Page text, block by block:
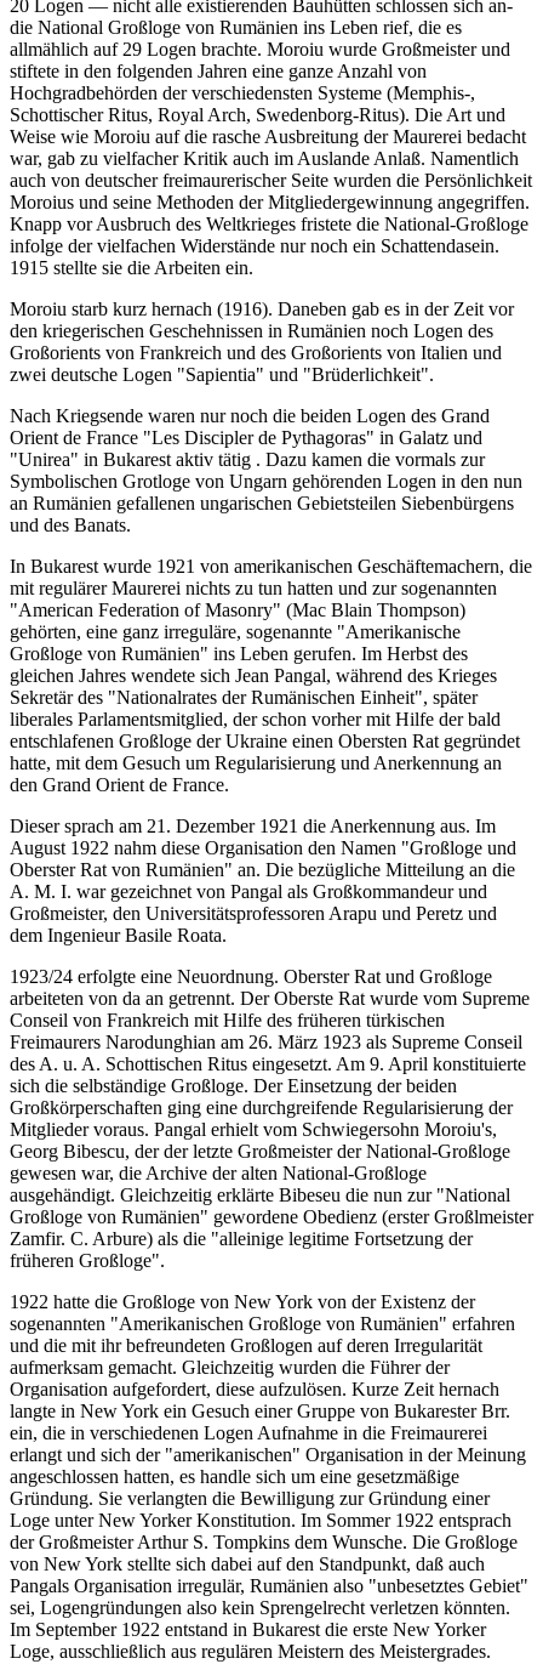
20 Logen — nicht alle existierenden Bauhütten schlossen sich an-
die National Großloge von Rumänien ins Leben rief, die es
allmählich auf 29 Logen brachte. Moroiu wurde Großmeister und
stiftete in den folgenden Jahren eine ganze Anzahl von
Hochgradbehörden der verschiedensten Systeme (Memphis-,
Schottischer Ritus, Royal Arch, Swedenborg-Ritus). Die Art und
Weise wie Moroiu auf die rasche Ausbreitung der Maurerei bedacht
war, gab zu vielfacher Kritik auch im Auslande Anlaß. Namentlich
auch von deutscher freimaurerischer Seite wurden die Persönlichkeit
Moroius und seine Methoden der Mitgliedergewinnung angegriffen.
Knapp vor Ausbruch des Weltkrieges fristete die National-Großloge
infolge der vielfachen Widerstände nur noch ein Schattendasein.
1915 stellte sie die Arbeiten ein.
Moroiu starb kurz hernach (1916). Daneben gab es in der Zeit vor
den kriegerischen Geschehnissen in Rumänien noch Logen des
Großorients von Frankreich und des Großorients von Italien und
zwei deutsche Logen "Sapientia" und "Brüderlichkeit".
Nach Kriegsende waren nur noch die beiden Logen des Grand
Orient de France "Les Discipler de Pythagoras" in Galatz und
"Unirea" in Bukarest aktiv tätig . Dazu kamen die vormals zur
Symbolischen Grotloge von Ungarn gehörenden Logen in den nun
an Rumänien gefallenen ungarischen Gebietsteilen Siebenbürgens
und des Banats.
In Bukarest wurde 1921 von amerikanischen Geschäftemachern, die
mit regulärer Maurerei nichts zu tun hatten und zur sogenannten
"American Federation of Masonry" (Mac Blain Thompson)
gehörten, eine ganz irreguläre, sogenannte "Amerikanische
Großloge von Rumänien" ins Leben gerufen. Im Herbst des
gleichen Jahres wendete sich Jean Pangal, während des Krieges
Sekretär des "Nationalrates der Rumänischen Einheit", später
liberales Parlamentsmitglied, der schon vorher mit Hilfe der bald
entschlafenen Großloge der Ukraine einen Obersten Rat gegründet
hatte, mit dem Gesuch um Regularisierung und Anerkennung an
den Grand Orient de France.
Dieser sprach am 21. Dezember 1921 die Anerkennung aus. Im
August 1922 nahm diese Organisation den Namen "Großloge und
Oberster Rat von Rumänien" an. Die bezügliche Mitteilung an die
A. M. I. war gezeichnet von Pangal als Großkommandeur und
Großmeister, den Universitätsprofessoren Arapu und Peretz und
dem Ingenieur Basile Roata.
1923/24 erfolgte eine Neuordnung. Oberster Rat und Großloge
arbeiteten von da an getrennt. Der Oberste Rat wurde vom Supreme
Conseil von Frankreich mit Hilfe des früheren türkischen
Freimaurers Narodunghian am 26. März 1923 als Supreme Conseil
des A. u. A. Schottischen Ritus eingesetzt. Am 9. April konstituierte
sich die selbständige Großloge. Der Einsetzung der beiden
Großkörperschaften ging eine durchgreifende Regularisierung der
Mitglieder voraus. Pangal erhielt vom Schwiegersohn Moroiu's,
Georg Bibescu, der der letzte Großmeister der National-Großloge
gewesen war, die Archive der alten National-Großloge
ausgehändigt. Gleichzeitig erklärte Bibeseu die nun zur "National
Großloge von Rumänien" gewordene Obedienz (erster Großlmeister
Zamfir. C. Arbure) als die "alleinige legitime Fortsetzung der
früheren Großloge".
1922 hatte die Großloge von New York von der Existenz der
sogenannten "Amerikanischen Großloge von Rumänien" erfahren
und die mit ihr befreundeten Großlogen auf deren Irregularität
aufmerksam gemacht. Gleichzeitig wurden die Führer der
Organisation aufgefordert, diese aufzulösen. Kurze Zeit hernach
langte in New York ein Gesuch einer Gruppe von Bukarester Brr.
ein, die in verschiedenen Logen Aufnahme in die Freimaurerei
erlangt und sich der "amerikanischen" Organisation in der Meinung
angeschlossen hatten, es handle sich um eine gesetzmäßige
Gründung. Sie verlangten die Bewilligung zur Gründung einer
Loge unter New Yorker Konstitution. Im Sommer 1922 entsprach
der Großmeister Arthur S. Tompkins dem Wunsche. Die Großloge
von New York stellte sich dabei auf den Standpunkt, daß auch
Pangals Organisation irregulär, Rumänien also "unbesetztes Gebiet"
sei, Logengründungen also kein Sprengelrecht verletzen könnten.
Im September 1922 entstand in Bukarest die erste New Yorker
Loge, ausschließlich aus regulären Meistern des Meistergrades.